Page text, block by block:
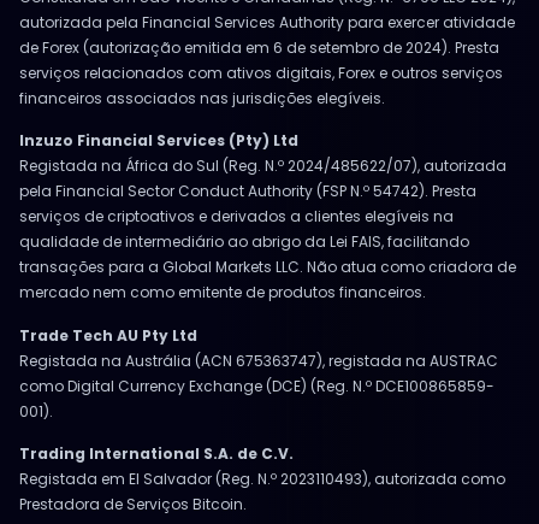
autorizada pela Financial Services Authority para exercer atividade
de Forex (autorização emitida em 6 de setembro de 2024). Presta
serviços relacionados com ativos digitais, Forex e outros serviços
financeiros associados nas jurisdições elegíveis.
Inzuzo Financial Services (Pty) Ltd
Registada na África do Sul (Reg. N.º 2024/485622/07), autorizada
pela Financial Sector Conduct Authority (FSP N.º 54742). Presta
serviços de criptoativos e derivados a clientes elegíveis na
qualidade de intermediário ao abrigo da Lei FAIS, facilitando
transações para a Global Markets LLC. Não atua como criadora de
mercado nem como emitente de produtos financeiros.
Trade Tech AU Pty Ltd
Registada na Austrália (ACN 675363747), registada na AUSTRAC
como Digital Currency Exchange (DCE) (Reg. N.º DCE100865859-
001).
Trading International S.A. de C.V.
Registada em El Salvador (Reg. N.º 2023110493), autorizada como
Prestadora de Serviços Bitcoin.